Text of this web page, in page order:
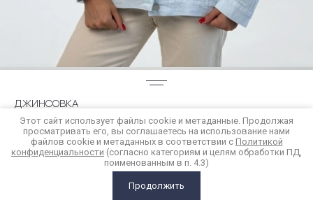
ДЖИНСОВКА
3 900 р.
Купить в 1 клик
КОРЗИНА
Этот сайт использует файлы cookie и метаданные. Продолжая
просматривать его, вы соглашаетесь на использование нами
файлов cookie и метаданных в соответствии с Политикой
конфиденциальности (согласно категориям и целям обработки ПД,
поименованным в п. 4.3)
Продолжить